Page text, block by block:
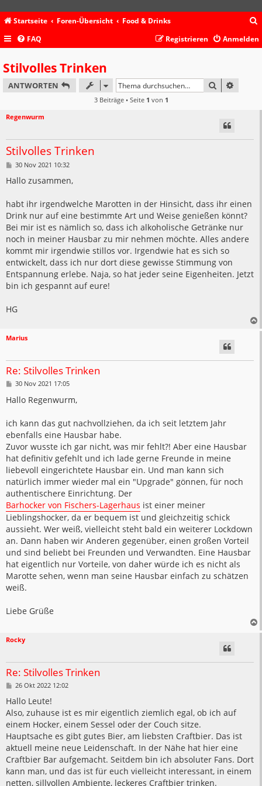
Startseite Foren-Übersicht Food & Drinks
c
FAQ Anmelden
Registrieren
Stilvolles Trinken
ANTWORTEN SUCHE
3 Beiträge • Seite 1 von 1
Regenwurm
Stilvolles Trinken
B
i
a
g
30 Nov 2021 10:32
Hallo zusammen,
habt ihr irgendwelche Marotten in der Hinsicht, dass ihr einen
Drink nur auf eine bestimmte Art und Weise genießen könnt?
Bei mir ist es nämlich so, dass ich alkoholische Getränke nur
noch in meiner Hausbar zu mir nehmen möchte. Alles andere
kommt mir irgendwie stillos vor. Irgendwie hat es sich so
entwickelt, dass ich nur dort diese gewisse Stimmung von
Entspannung erlebe. Naja, so hat jeder seine Eigenheiten. Jetzt
bin ich gespannt auf eure!
HG
Marius
Re: Stilvolles Trinken
B
i
t
a
g
30 Nov 2021 17:05
Hallo Regenwurm,
ich kann das gut nachvollziehen, da ich seit letztem Jahr
ebenfalls eine Hausbar habe.
Zuvor wusste ich gar nicht, was mir fehlt?! Aber eine Hausbar
hat definitiv gefehlt und ich lade gerne Freunde in meine
liebevoll eingerichtete Hausbar ein. Und man kann sich
natürlich immer wieder mal ein "Upgrade" gönnen, für noch
authentischere Einrichtung. Der
Barhocker von Fischers-Lagerhaus ist einer meiner
Lieblingshocker, da er bequem ist und gleichzeitig schick
aussieht. Wer weiß, vielleicht steht bald ein weiterer Lockdown
an. Dann haben wir Anderen gegenüber, einen großen Vorteil
und sind beliebt bei Freunden und Verwandten. Eine Hausbar
hat eigentlich nur Vorteile, von daher würde ich es nicht als
Marotte sehen, wenn man seine Hausbar einfach zu schätzen
weiß.
Liebe Grüße
Rocky
Re: Stilvolles Trinken
B
i
r
a
g
26 Okt 2022 12:02
Hallo Leute!
Also, zuhause ist es mir eigentlich ziemlich egal, ob ich auf
einem Hocker, einem Sessel oder der Couch sitze.
Hauptsache es gibt gutes Bier, am liebsten Craftbier. Das ist
aktuell meine neue Leidenschaft. In der Nähe hat hier eine
Craftbier Bar aufgemacht. Seitdem bin ich absoluter Fans. Dort
kann man, und das ist für euch vielleicht interessant, in einem
netten, sillvollen Ambiente, leckeres Craftbier trinken.